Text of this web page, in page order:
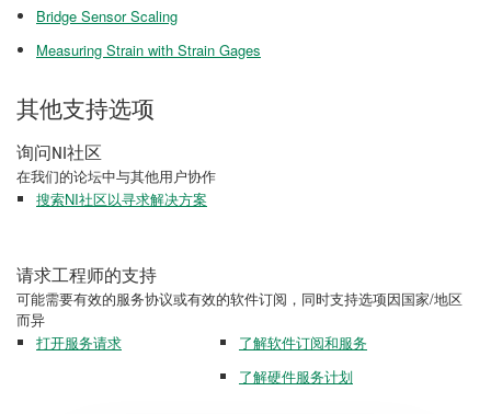
Bridge Sensor Scaling
Measuring Strain with Strain Gages
其他支持选项
询问NI社区
在我们的论坛中与其他用户协作
搜索NI社区以寻求解决方案
请求工程师的支持
可能需要有效的服务协议或有效的软件订阅，同时支持选项因国家/地区
而异
打开服务请求
了解软件订阅和服务
了解硬件服务计划